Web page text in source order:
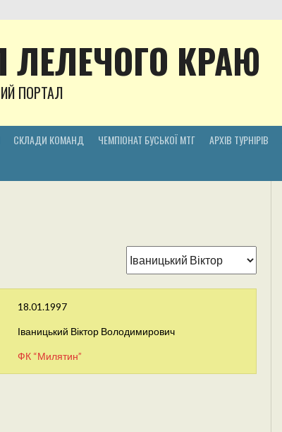
ЛЕЛЕЧОГО КРАЮ
ПОРТАЛ
СКЛАДИ КОМАНД ЧЕМПІОНАТ БУСЬКОЇ МТГ АРХІВ ТУРНІРІВ
18.01.1997
Іваницький Віктор Володимирович
ФК “Милятин”